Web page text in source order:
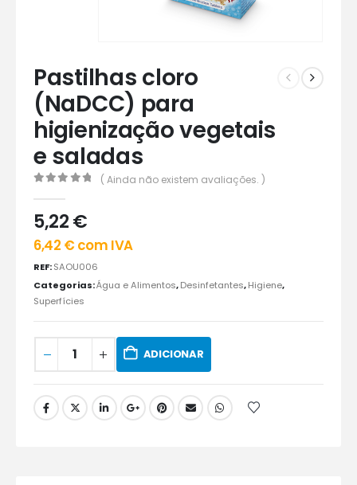
Pastilhas cloro
(NaDCC) para
higienização vegetais
e saladas
( Ainda não existem avaliações. )
5,22€
6,42 €com IVA
REF:SAOU006
Categorias:Água e Alimentos,Desinfetantes,Higiene,
Superfícies
ADICIONAR